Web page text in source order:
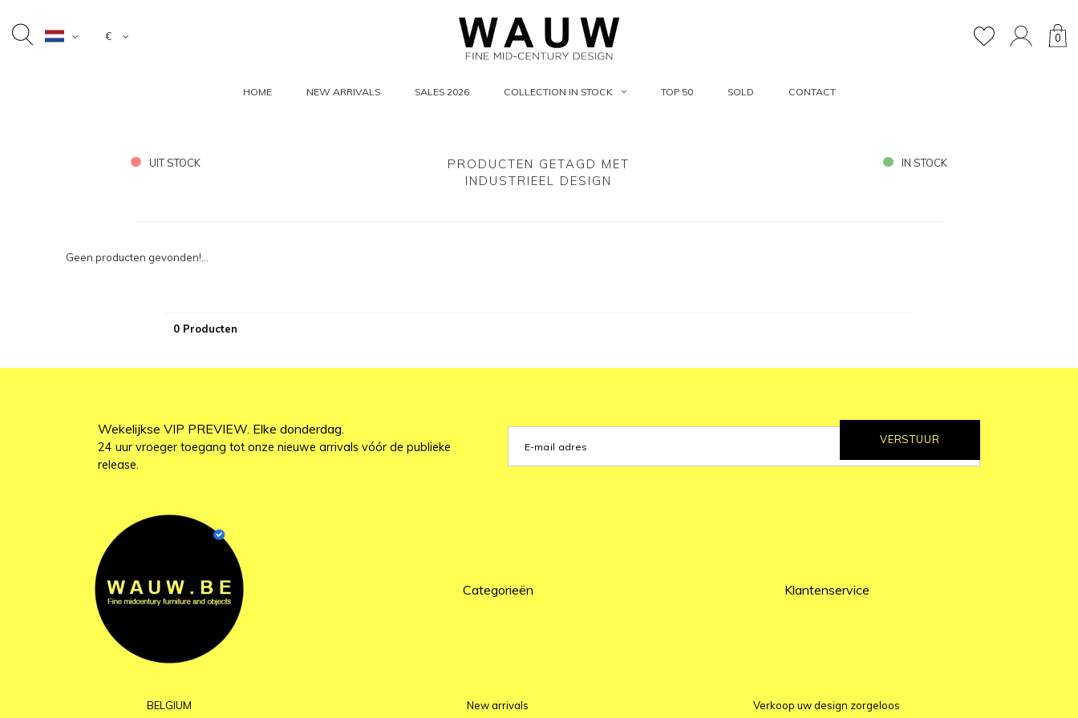
€ 0
HOME NEW ARRIVALS SALES 2026 COLLECTION IN STOCK TOP 50 SOLD CONTACT
UIT STOCK
PRODUCTEN GETAGD MET
INDUSTRIEEL DESIGN
IN STOCK
Geen producten gevonden!...
0 Producten
Wekelijkse VIP PREVIEW. Elke donderdag.
24 uur vroeger toegang tot onze nieuwe arrivals vóór de publieke
release.
VERSTUUR
BELGIUM
Categorieën
New arrivals
Klantenservice
Verkoop uw design zorgeloos